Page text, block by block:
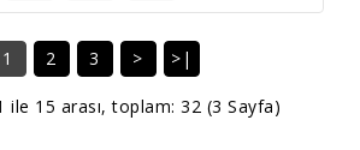
1 2 3 > >|
ile 15 arası, toplam: 32 (3 Sayfa)